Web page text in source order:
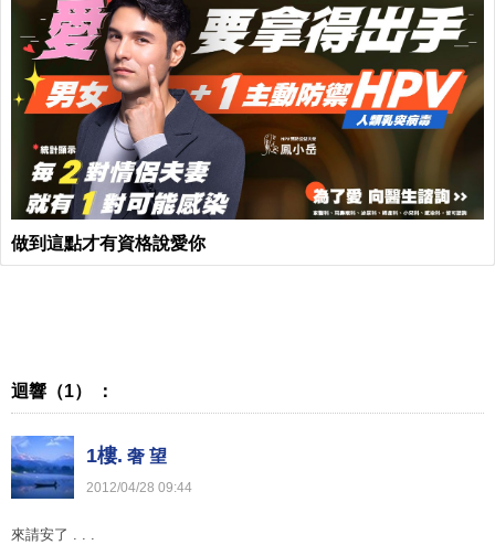
做到這點才有資格說愛你
迴響（1） ：
1樓. 奢 望
2012/04/28 09:44
來請安了 . . .